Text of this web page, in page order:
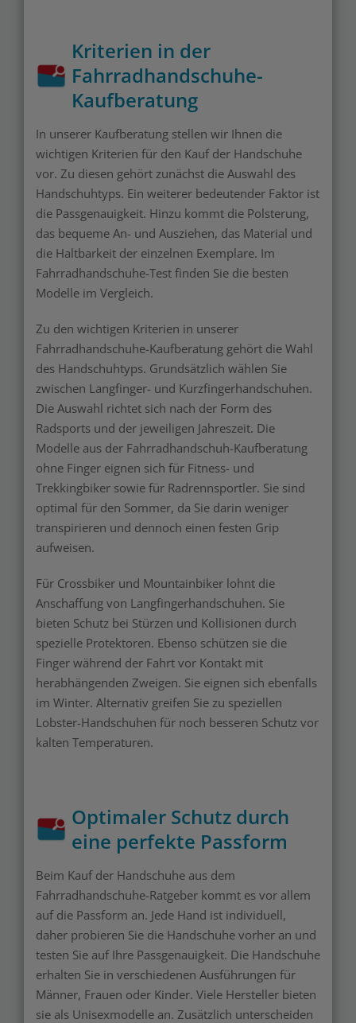
Kriterien in der
Fahrradhandschuhe-
Kaufberatung
In unserer Kaufberatung stellen wir Ihnen die
wichtigen Kriterien für den Kauf der Handschuhe
vor. Zu diesen gehört zunächst die Auswahl des
Handschuhtyps. Ein weiterer bedeutender Faktor ist
die Passgenauigkeit. Hinzu kommt die Polsterung,
das bequeme An- und Ausziehen, das Material und
die Haltbarkeit der einzelnen Exemplare. Im
Fahrradhandschuhe-Test finden Sie die besten
Modelle im Vergleich.
Zu den wichtigen Kriterien in unserer
Fahrradhandschuhe-Kaufberatung gehört die Wahl
des Handschuhtyps. Grundsätzlich wählen Sie
zwischen Langfinger- und Kurzfingerhandschuhen.
Die Auswahl richtet sich nach der Form des
Radsports und der jeweiligen Jahreszeit. Die
Modelle aus der Fahrradhandschuh-Kaufberatung
ohne Finger eignen sich für Fitness- und
Trekkingbiker sowie für Radrennsportler. Sie sind
optimal für den Sommer, da Sie darin weniger
transpirieren und dennoch einen festen Grip
aufweisen.
Für Crossbiker und Mountainbiker lohnt die
Anschaffung von Langfingerhandschuhen. Sie
bieten Schutz bei Stürzen und Kollisionen durch
spezielle Protektoren. Ebenso schützen sie die
Finger während der Fahrt vor Kontakt mit
herabhängenden Zweigen. Sie eignen sich ebenfalls
im Winter. Alternativ greifen Sie zu speziellen
Lobster-Handschuhen für noch besseren Schutz vor
kalten Temperaturen.
Optimaler Schutz durch
eine perfekte Passform
Beim Kauf der Handschuhe aus dem
Fahrradhandschuhe-Ratgeber kommt es vor allem
auf die Passform an. Jede Hand ist individuell,
daher probieren Sie die Handschuhe vorher an und
testen Sie auf Ihre Passgenauigkeit. Die Handschuhe
erhalten Sie in verschiedenen Ausführungen für
Männer, Frauen oder Kinder. Viele Hersteller bieten
sie als Unisexmodelle an. Zusätzlich unterscheiden